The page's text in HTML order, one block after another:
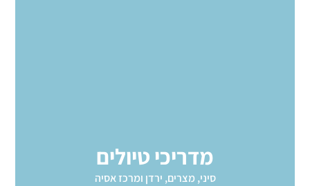
מדריכי טיולים
סיני, מצרים, ירדן ומרכז אסיה